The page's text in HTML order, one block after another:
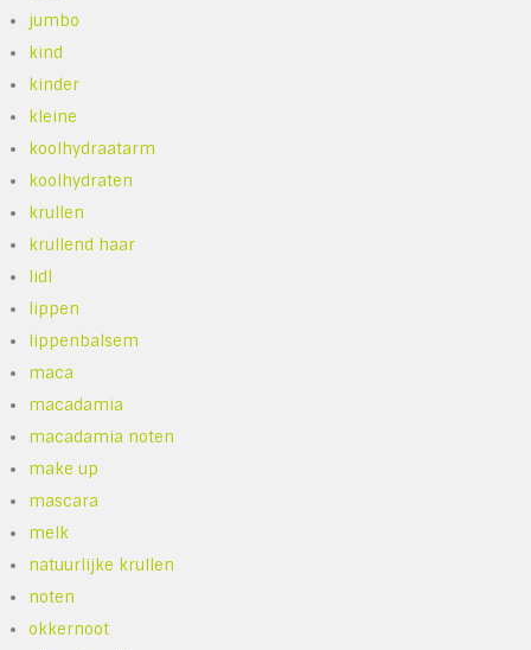
jumbo
kind
kinder
kleine
koolhydraatarm
koolhydraten
krullen
krullend haar
lidl
lippen
lippenbalsem
maca
macadamia
macadamia noten
make up
mascara
melk
natuurlijke krullen
noten
okkernoot